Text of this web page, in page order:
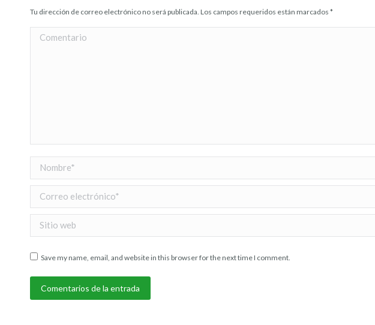
Tu dirección de correo electrónico no será publicada. Los campos requeridos están marcados *
Comentario
Nombre *
Correo electrónico *
Sitio web
Save my name, email, and website in this browser for the next time I comment.
Comentarios de la entrada